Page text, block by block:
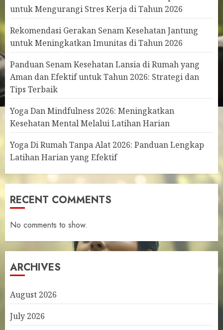
untuk Mengurangi Stres Kerja di Tahun 2026
Rekomendasi Gerakan Senam Kesehatan Jantung
untuk Meningkatkan Imunitas di Tahun 2026
Panduan Senam Kesehatan Lansia di Rumah yang
Aman dan Efektif untuk Tahun 2026: Strategi dan
Tips Terbaik
Yoga Dan Mindfulness 2026: Meningkatkan
Kesehatan Mental Melalui Latihan Harian
Yoga Di Rumah Tanpa Alat 2026: Panduan Lengkap
Latihan Harian yang Efektif
RECENT COMMENTS
No comments to show.
ARCHIVES
August 2026
July 2026